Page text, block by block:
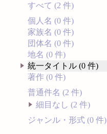
すべて (2 件)
個人名 (0 件)
家族名 (0 件)
団体名 (0 件)
地名 (0 件)
統一タイトル (0 件)
著作 (0 件)
普通件名 (2 件)
細目なし (2 件)
ジャンル・形式 (0 件)